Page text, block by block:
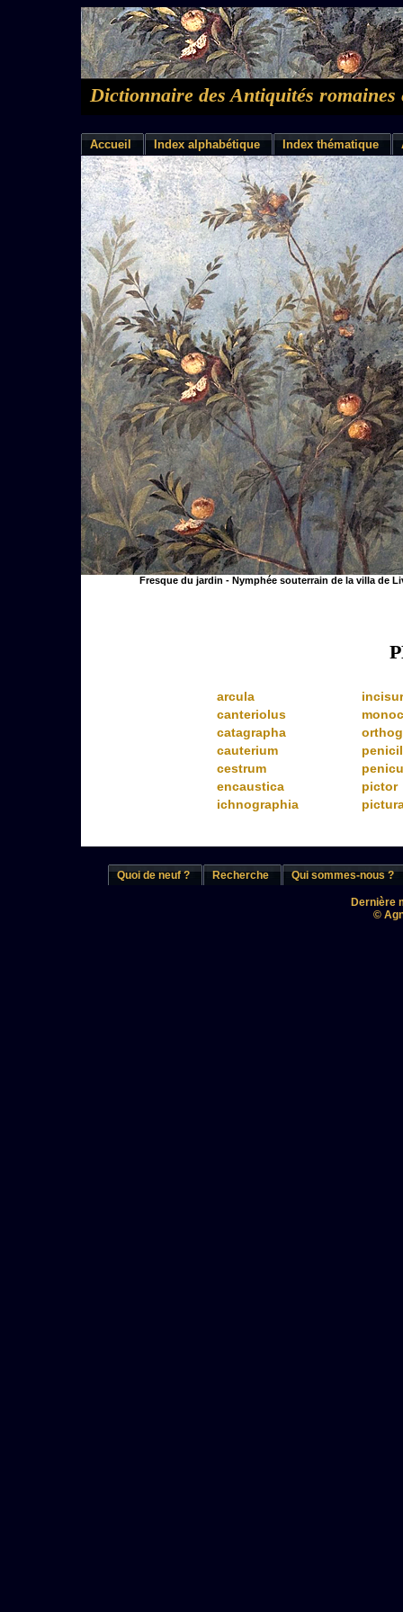
Dictionnaire des Antiquités romaines
Accueil Index alphabétique Index thématique
Fresque du jardin - Nymphée souterrain de la villa de
arcula
canteriolus
catagrapha
cauterium
cestrum
encaustica
pictor
ichnographia
Quoi de neuf ? Recherche Qui sommes-nous ?
Dernière
©